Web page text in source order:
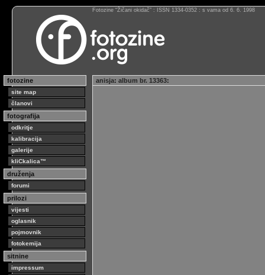
Fotozine “Žičani okidač” : ISSN 1334-0352 : s vama od 6. 6. 1998
fotozine
site map
članovi
fotografija
odkritje
kalibracija
galerije
kliCkalica™
druženja
forumi
prilozi
vijesti
oglasnik
pojmovnik
fotokemija
sitnine
impressum
anisja: album br. 13363: